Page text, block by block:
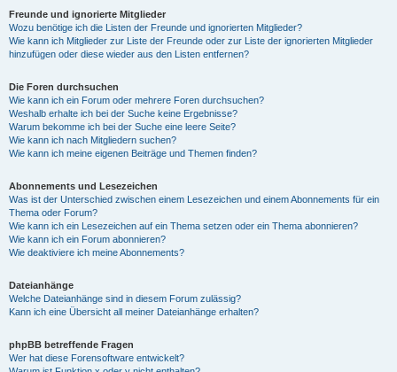
Freunde und ignorierte Mitglieder
Wozu benötige ich die Listen der Freunde und ignorierten Mitglieder?
Wie kann ich Mitglieder zur Liste der Freunde oder zur Liste der ignorierten Mitglieder
hinzufügen oder diese wieder aus den Listen entfernen?
Die Foren durchsuchen
Wie kann ich ein Forum oder mehrere Foren durchsuchen?
Weshalb erhalte ich bei der Suche keine Ergebnisse?
Warum bekomme ich bei der Suche eine leere Seite?
Wie kann ich nach Mitgliedern suchen?
Wie kann ich meine eigenen Beiträge und Themen finden?
Abonnements und Lesezeichen
Was ist der Unterschied zwischen einem Lesezeichen und einem Abonnements für ein
Thema oder Forum?
Wie kann ich ein Lesezeichen auf ein Thema setzen oder ein Thema abonnieren?
Wie kann ich ein Forum abonnieren?
Wie deaktiviere ich meine Abonnements?
Dateianhänge
Welche Dateianhänge sind in diesem Forum zulässig?
Kann ich eine Übersicht all meiner Dateianhänge erhalten?
phpBB betreffende Fragen
Wer hat diese Forensoftware entwickelt?